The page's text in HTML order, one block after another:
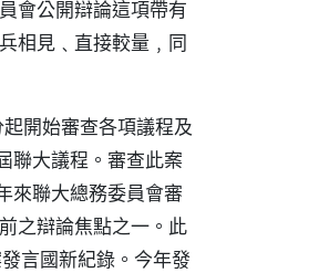
會公開辯論這項帶有
相見﹑直接較量﹐同
開始審查各項議程及
聯大議程。審查此案
來聯大總務委員會審
之辯論焦點之一。此
言國新紀錄。今年發